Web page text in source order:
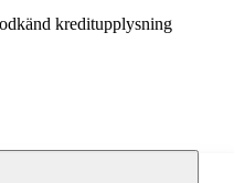
kreditupplysning